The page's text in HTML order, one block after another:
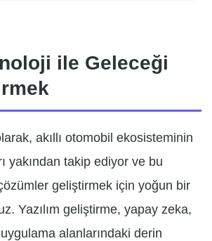
ile Geleceği
akıllı otomobil ekosisteminin
yakından takip ediyor ve bu
geliştirmek için yoğun bir
Yazılım geliştirme, yapay zeka,
alanlarındaki derin